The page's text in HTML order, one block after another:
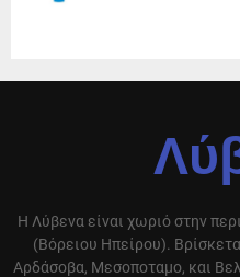
Η Λύβενα είναι χωριό στην
(Βόρειου Ηπείρου).
Αρδάσοβα, Μεσοποταμο, και